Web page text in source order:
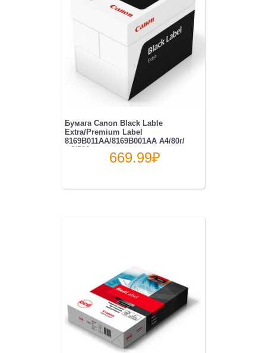
Бумага Canon Black Lable
Extra/Premium Label
8169B011AA/8169B001AA A4/80г/
м2/500...
669.99₽